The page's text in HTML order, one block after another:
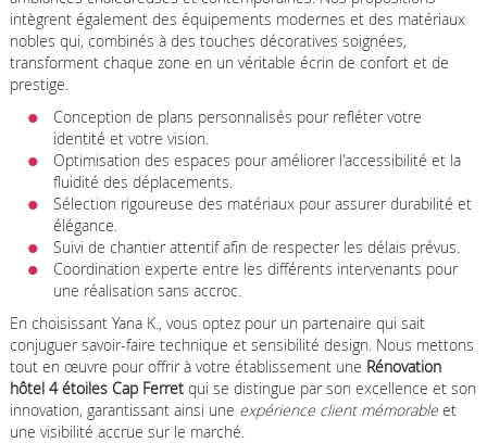
intègrent également des équipements modernes et des matériaux
nobles qui, combinés à des touches décoratives soignées,
transforment chaque zone en un véritable écrin de confort et de
prestige.
Conception de plans personnalisés pour refléter votre
identité et votre vision.
Optimisation des espaces pour améliorer l'accessibilité et la
fluidité des déplacements.
Sélection rigoureuse des matériaux pour assurer durabilité et
élégance.
Suivi de chantier attentif afin de respecter les délais prévus.
Coordination experte entre les différents intervenants pour
une réalisation sans accroc.
En choisissant Yana K., vous optez pour un partenaire qui sait
conjuguer savoir-faire technique et sensibilité design. Nous mettons
tout en œuvre pour offrir à votre établissement une Rénovation
hôtel 4 étoiles Cap Ferretqui se distingue par son excellence et son
innovation, garantissant ainsi une expérience client mémorableet
une visibilité accrue sur le marché.